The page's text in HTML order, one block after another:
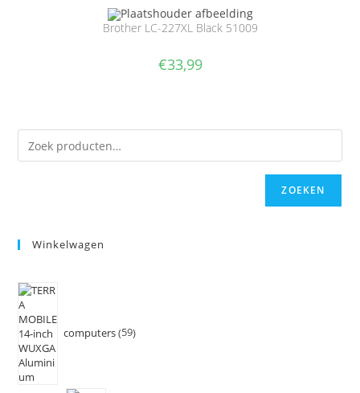
Brother LC-227XL Black 51009
€33,99
ZOEKEN
Winkelwagen
computers 59